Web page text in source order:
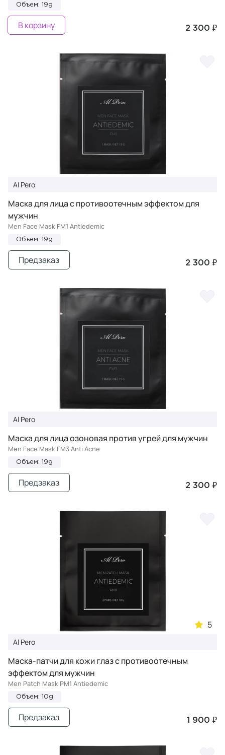
Объем: 19g
2 300 ₽
В корзину
Al Pero
Маска для лица с противоотечным эффектом для
мужчин
Men Face Mask FM1 Antiedemic
Объем: 19g
2 300 ₽
Предзаказ
Al Pero
Маска для лица озоновая против угрей для мужчин
Men Face Mask FM3 Anti Acne
Объем: 19g
2 300 ₽
Предзаказ
5
Al Pero
Маска-патчи для кожи глаз с противоотечным
эффектом для мужчин
Men Patch Mask PM1 Antiedemic
Объем: 10g
1 900 ₽
Предзаказ